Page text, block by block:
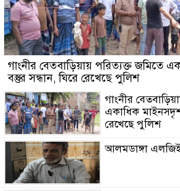
গাংনীর বেতবাড়িয়ায় পরিত্যক্ত জমিতে
বস্তুর সন্ধান, ঘিরে রেখেছে পুলিশ
গাংনীর
একাধিক মাইনসদৃশ
রেখেছে পুলিশ
আলমডাঙ্গা